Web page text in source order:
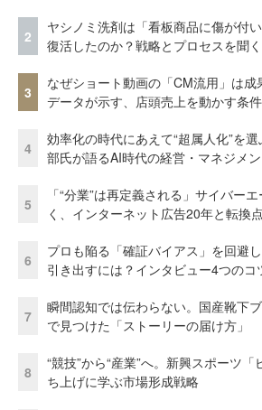
2
ヤシノミ洗剤は「看板商品に傷が付
復活したのか？戦略とプロセスを聞く
3
なぜショート動画の「CM流用」は
データが示す、店頭売上を動かす条件
4
効率化の時代にあえて“超属人化”を
部氏が語るAI時代の経営・マネジメ
5
「“分業”は再定義される」サイバー
く、インターネット広告20年と転換点
6
プロも陥る「確証バイアス」を回避
引き出すには？インタビュー4つの
7
瞬間認知では伝わらない。国産靴下
で見つけた「ストーリーの届け方」
8
“競技”から“産業”へ。新興スポーツ
ち上げに学ぶ市場形成戦略